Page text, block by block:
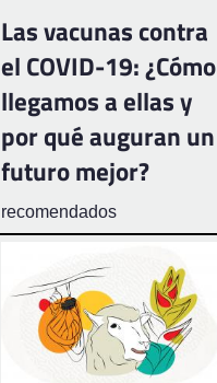
Las vacunas contra
el COVID-19: ¿Cómo
llegamos a ellas y
por qué auguran un
futuro mejor?
recomendados